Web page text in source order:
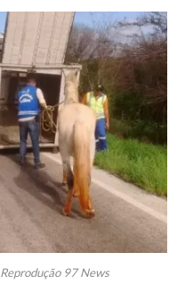
97 News